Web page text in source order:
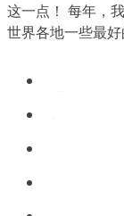
这一点！ 每年，
世界各地一些最好